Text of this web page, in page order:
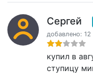
Сергей
добавлено: 12
купил в
ступицу